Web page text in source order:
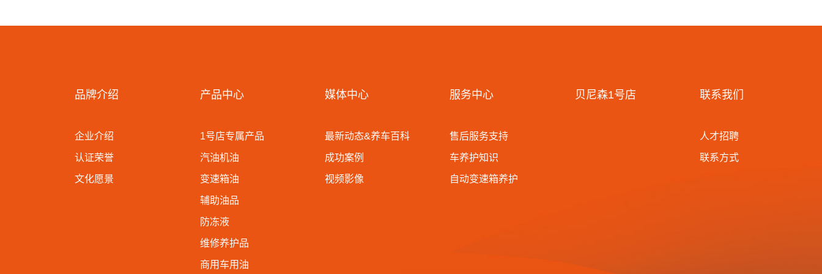
品牌介绍
企业介绍
认证荣誉
文化愿景
产品中心
1号店专属产品
汽油机油
变速箱油
辅助油品
防冻液
维修养护品
商用车用油
媒体中心
最新动态&养车百科
成功案例
视频影像
服务中心
售后服务支持
车养护知识
自动变速箱养护
贝尼森1号店 联系我们
人才招聘
联系方式